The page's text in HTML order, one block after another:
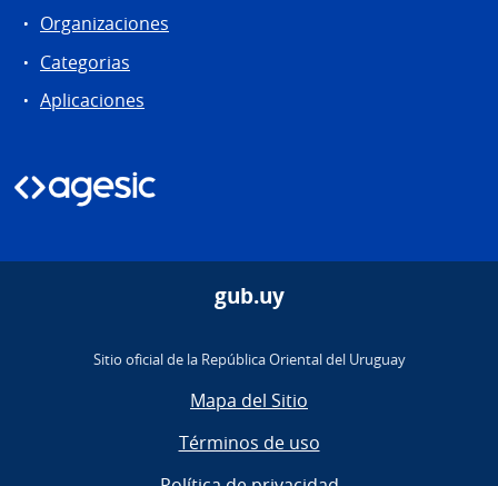
Organizaciones
Categorias
Aplicaciones
gub.uy
Sitio oficial de la República Oriental del Uruguay
Mapa del Sitio
Términos de uso